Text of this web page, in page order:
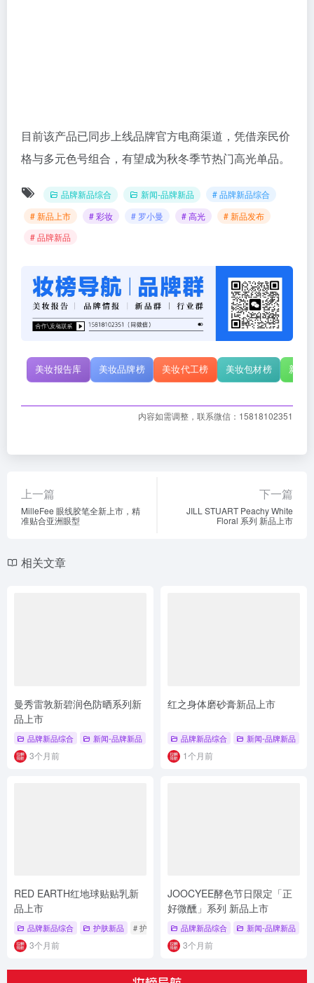
目前该产品已同步上线品牌官方电商渠道，凭借亲民价
格与多元色号组合，有望成为秋冬季节热门高光单品。
品牌新品综合 新闻-品牌新品
# 品牌新品综合
# 新品上市
# 彩妆 # 罗小曼 # 高光
# 新品发布
# 品牌新品
美妆报告库 美妆品牌榜 美妆代工榜 美妆包材榜 新原
内容如需调整，联系微信：15818102351
上一篇
MilleFee 眼线胶笔全新上市，精
准贴合亚洲眼型
下一篇
JILL STUART Peachy White
Floral 系列 新品上市
相关文章
曼秀雷敦新碧润色防晒系列新
品上市
品牌新品综合 新闻-品牌新品 # 彩妆底妆新品 # 防晒新品 # 新品上市
3个月前
红之身体磨砂膏新品上市
品牌新品综合 新闻-品牌新品
1个月前
RED EARTH红地球贴贴乳新
品上市
品牌新品综合 护肤新品 # 护肤新品 # 红地球 # 护肤
3个月前
JOOCYEE酵色节日限定「正
好微醺」系列 新品上市
品牌新品综合 新闻-品牌新品
3个月前